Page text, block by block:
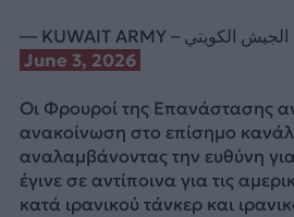
June 3, 2026
Οι Φρουροί της Επανάστασης
ανακοίνωση στο επίσημο
αναλαμβάνοντας την ευθύνη
έγινε σε αντίποινα για τις
κατά ιρανικού τάνκερ και